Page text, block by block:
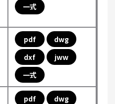
一式
pdf
dwg
dxf
jww
一式
pdf
dwg